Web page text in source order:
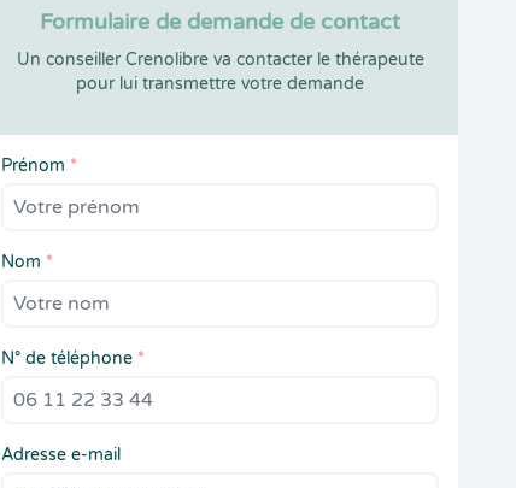
Formulaire de demande de contact
Un conseiller Crenolibre va contacter le thérapeute
pour lui transmettre votre demande
Prénom *
Nom *
N° de téléphone *
Adresse e-mail